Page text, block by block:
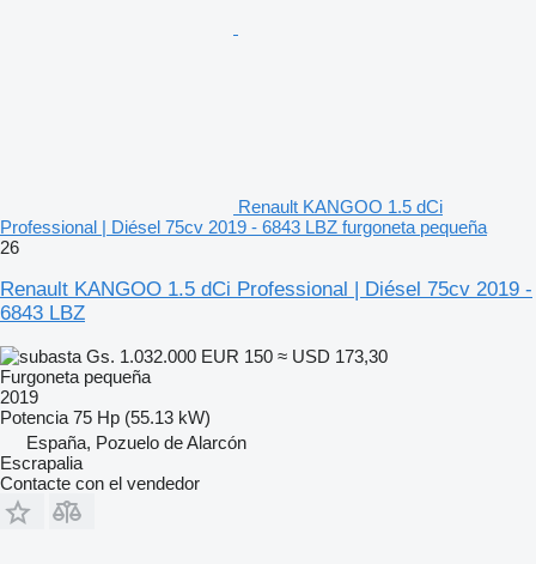
Renault KANGOO 1.5 dCi
Professional | Diésel 75cv 2019 - 6843 LBZ furgoneta pequeña
26
Renault KANGOO 1.5 dCi Professional | Diésel 75cv 2019 -
6843 LBZ
Gs. 1.032.000 EUR 150 ≈ USD 173,30
Furgoneta pequeña
2019
Potencia 75 Hp (55.13 kW)
España, Pozuelo de Alarcón
Escrapalia
Contacte con el vendedor